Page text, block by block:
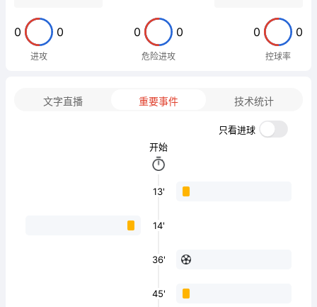
0 0
进攻
0 0
危险进攻
0 0
控球率
文字直播 重要事件 技术统计
只看进球
开始
13'
14'
36'
45'